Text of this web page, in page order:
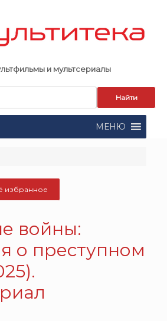
и мультсериалы
МЕНЮ
избранное
войны:
о преступном